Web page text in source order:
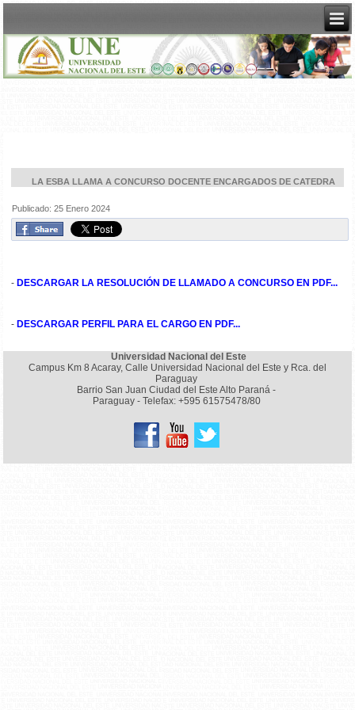
LA ESBA LLAMA A CONCURSO DOCENTE ENCARGADOS DE CATEDRA
Publicado: 25 Enero 2024
- DESCARGAR LA RESOLUCIÓN DE LLAMADO A CONCURSO EN PDF...
- DESCARGAR PERFIL PARA EL CARGO EN PDF...
Universidad Nacional del Este
Campus Km 8 Acaray, Calle Universidad Nacional del Este y Rca. del
Paraguay
Barrio San Juan Ciudad del Este Alto Paraná -
Paraguay - Telefax: +595 61575478/80